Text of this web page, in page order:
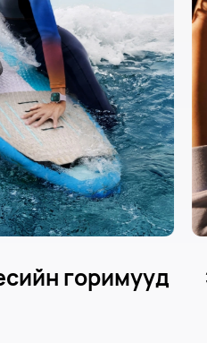
горимууд